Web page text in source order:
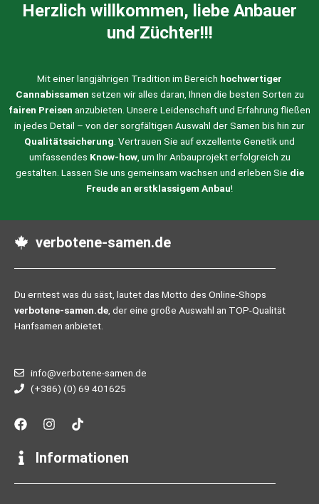
Herzlich willkommen, liebe Anbauer
und Züchter!!!
Mit einer langjährigen Tradition im Bereich hochwertiger
Cannabissamen setzen wir alles daran, Ihnen die besten Sorten zu
fairen Preisen anzubieten. Unsere Leidenschaft und Erfahrung fließen
in jedes Detail – von der sorgfältigen Auswahl der Samen bis hin zur
Qualitätssicherung . Vertrauen Sie auf exzellente Genetik und
umfassendes Know-how, um Ihr Anbauprojekt erfolgreich zu
gestalten. Lassen Sie uns gemeinsam wachsen und erleben Sie die
Freude an erstklassigem Anbau!
verbotene-samen.de
Du erntest was du säst, lautet das Motto des Online-Shops
verbotene-samen.de , der eine große Auswahl an TOP-Qualität
Hanfsamen anbietet.
info@verbotene-samen.de
(+386) (0) 69 401625
F
a
e
b
o
I
n
t
a
g
T
i
t
o
k
Informationen